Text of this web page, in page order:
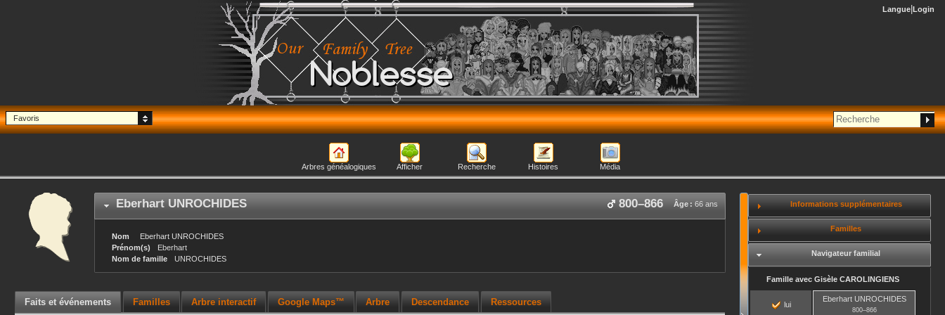
Noblesse
Langue Login
Favoris
Arbres généalogiques Afficher Recherche Histoires Média
Eberhart UNROCHIDES Âge : 66 ans
800–866
Nom Eberhart UNROCHIDES
Prénom(s)
Eberhart
Nom de famille
UNROCHIDES
Faits et événements Familles Arbre interactif Google Maps™ Arbre Descendance Ressources
Informations supplémentaires
Familles
Navigateur familial
Famille avec Gisèle CAROLINGIENS
lui
EberhartUNROCHIDES
800–866